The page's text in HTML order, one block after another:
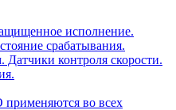
исполнение.
срабатывания.
контроля скорости.
во всех